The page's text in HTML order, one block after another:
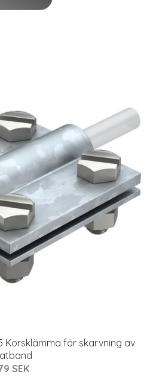
Korsklämma för skarvning av
SEK